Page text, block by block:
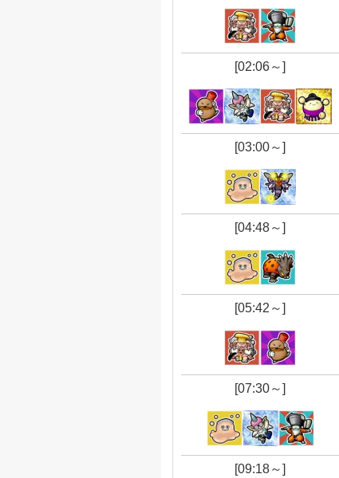
[02:06～]
[03:00～]
[04:48～]
[05:42～]
[07:30～]
[09:18～]